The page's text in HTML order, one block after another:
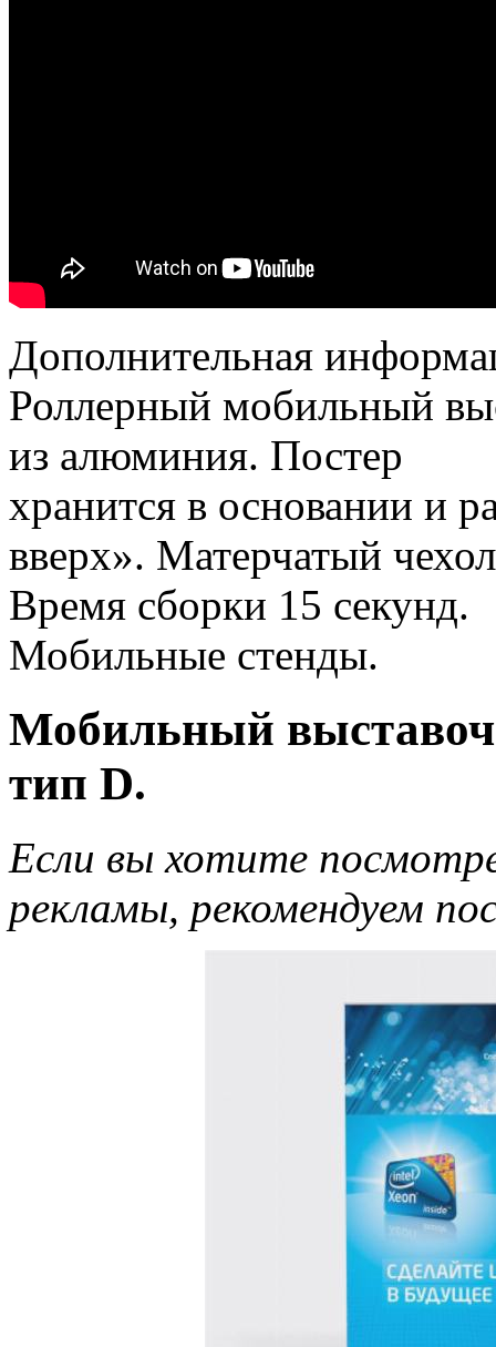
Дополнительная
Роллерный мобильный
из алюминия. Постер
хранится в основании и
вверх». Матерчатый
Время сборки 15 секунд.
Мобильные стенды.
Мобильный
тип D.
Если вы хотите
рекламы, рекомендуем